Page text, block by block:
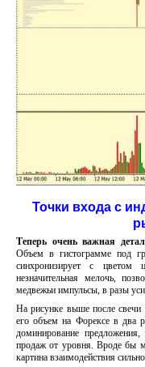
Точки входа с
Теперь очень важная
Объем в гистограмме под
синхронизирует с цветом
незначительная мелочь,
медвежьи импульсы, в разы
На рисунке выше после
его объем на Форексе в два
доминирование
продаж от уровня. Вроде бы
картина взаимодействия